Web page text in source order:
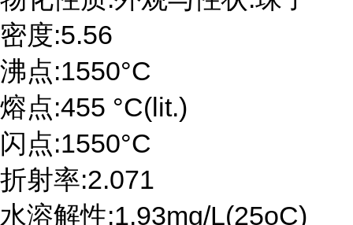
密度:5.56
沸点:1550°C
熔点:455 °C(lit.)
闪点:1550°C
折射率:2.071
水溶解性:1.93mg/L(25oC)